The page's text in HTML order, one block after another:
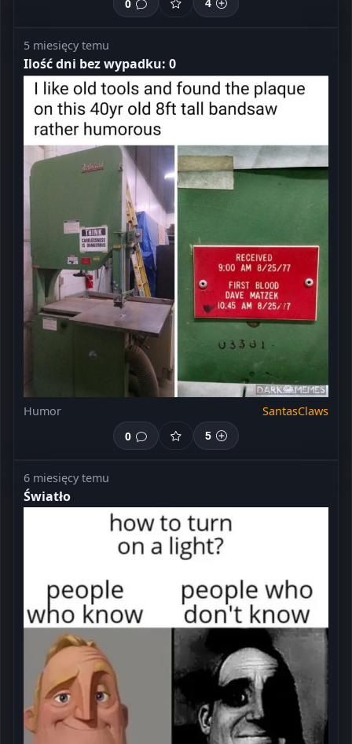
0 4
5 miesięcy temu
Ilość dni bez wypadku: 0
Humor
SantasClaws
0
5
6 miesięcy temu
Światło